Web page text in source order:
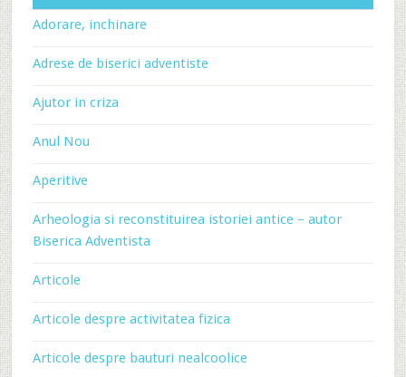
Adorare, inchinare
Adrese de biserici adventiste
Ajutor in criza
Anul Nou
Aperitive
Arheologia si reconstituirea istoriei antice – autor
Biserica Adventista
Articole
Articole despre activitatea fizica
Articole despre bauturi nealcoolice